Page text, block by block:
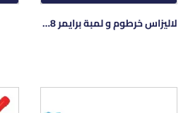
لاليزاس خرطوم و لمبة برايمر 31958